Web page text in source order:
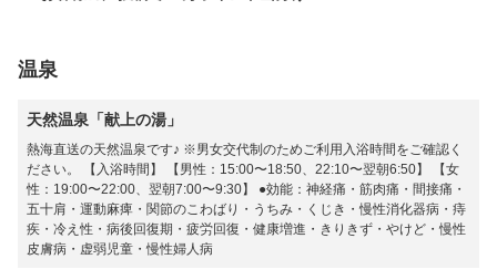
温泉
天然温泉「献上の湯」
熱海直送の天然温泉です♪ ※男女交代制のためご利用入浴時間をご確認く
ださい。 【入浴時間】 【男性：15:00〜18:50、22:10〜翌朝6:50】 【女
性：19:00〜22:00、翌朝7:00〜9:30】 ●効能：神経痛・筋肉痛・間接痛・
五十肩・運動麻痺・関節のこわばり・うちみ・くじき・慢性消化器病・痔
疾・冷え性・病後回復期・疲労回復・健康増進・きりきず・やけど・慢性
皮膚病・虚弱児童・慢性婦人病